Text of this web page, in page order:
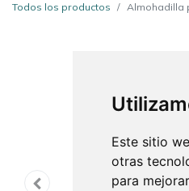
Este sitio
otras
para
Todos los productos Almohadilla